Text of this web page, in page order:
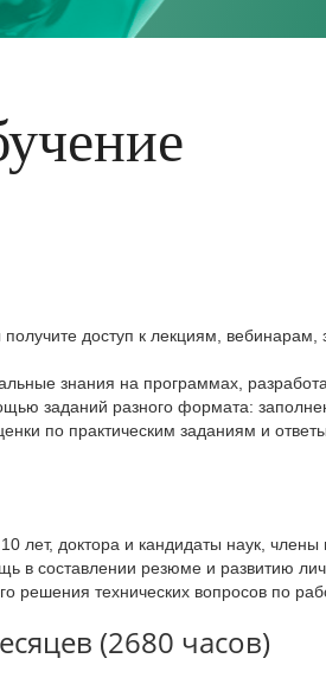
получите доступ к лекциям,
знания на программах,
заданий разного формата:
по практическим заданиям и
лет, доктора и кандидаты наук,
в составлении резюме и развитию
решения технических вопросов по
(2680 часов)